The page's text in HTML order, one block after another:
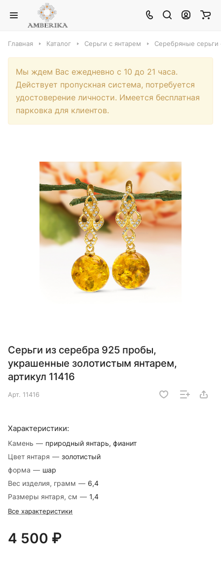
Главная Каталог Серьги с янтарем Серебряные серьги
Мы ждем Вас ежедневно с 10 до 21 часа.
Действует пропускная система, потребуется
удостоверение личности. Имеется бесплатная
парковка для клиентов.
Серьги из серебра 925 пробы,
украшенные золотистым янтарем,
артикул 11416
Арт. 11416
Характеристики:
Камень — природный янтарь, фианит
Цвет янтаря — золотистый
форма — шар
Вес изделия, грамм — 6,4
Размеры янтаря, см — 1,4
Все характеристики
4 500 ₽